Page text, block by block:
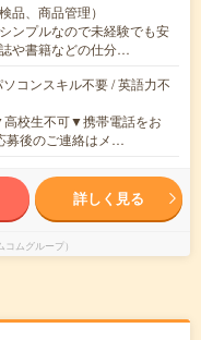
品、商品管理）
ンプルなので未経験でも安
や書籍などの仕分…
コンスキル不要 / 英語力不
校生不可▼携帯電話をお
募後のご連絡はメ…
詳しく見る
ムグループ）